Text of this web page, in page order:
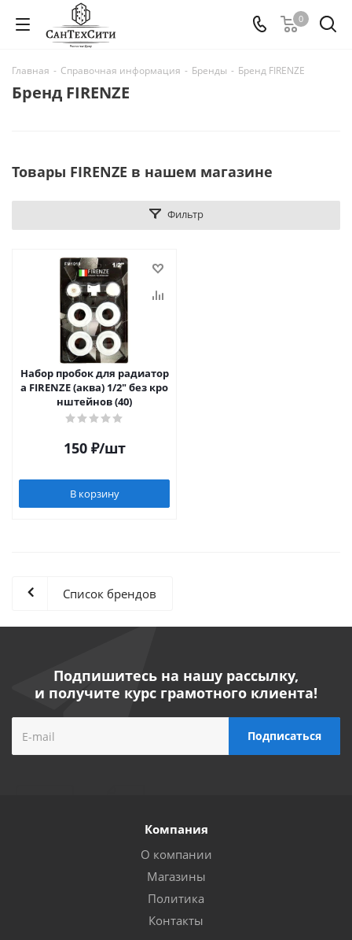
0
Главная - Справочная информация - Бренды - Бренд FIRENZE
Бренд FIRENZE
Товары FIRENZE в нашем магазине
Фильтр
Набор пробок для радиатор
а FIRENZE (аква) 1/2" без кро
нштейнов (40)
150₽/шт
В корзину
Список брендов
Подпишитесь на нашу рассылку,
и получите курс грамотного клиента!
Компания
О компании
Магазины
Политика
Контакты